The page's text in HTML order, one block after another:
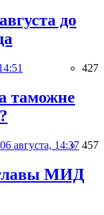
до
427
таможне
06 августа, 14:37 457
главы МИД